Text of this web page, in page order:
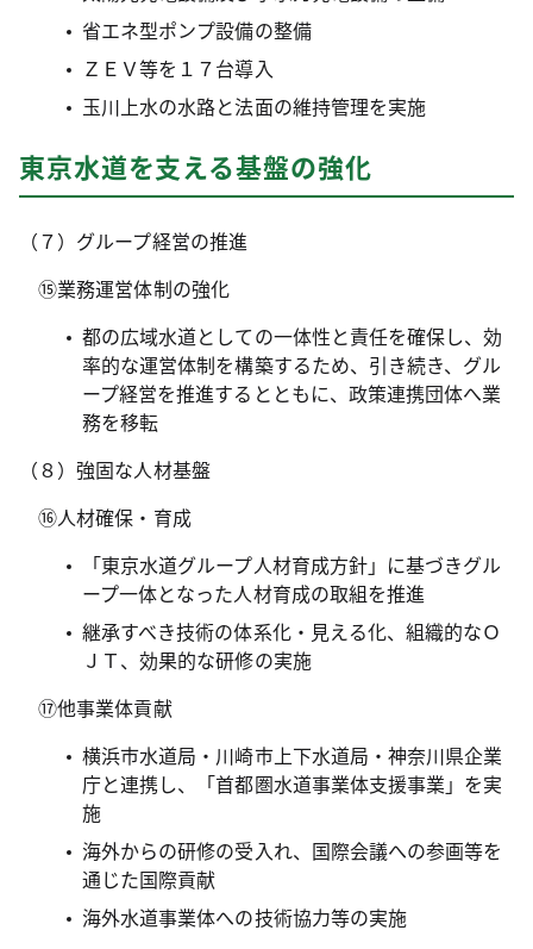
省エネ型ポンプ設備の整備
ＺＥＶ等を１７台導入
玉川上水の水路と法面の維持管理を実施
東京水道を支える基盤の強化
（７）グループ経営の推進
⑮業務運営体制の強化
都の広域水道としての一体性と責任を確保し、効
率的な運営体制を構築するため、引き続き、グル
ープ経営を推進するとともに、政策連携団体へ業
務を移転
（８）強固な人材基盤
⑯人材確保・育成
「東京水道グループ人材育成方針」に基づきグル
ープ一体となった人材育成の取組を推進
継承すべき技術の体系化・見える化、組織的なＯ
ＪＴ、効果的な研修の実施
⑰他事業体貢献
横浜市水道局・川崎市上下水道局・神奈川県企業
庁と連携し、「首都圏水道事業体支援事業」を実
施
海外からの研修の受入れ、国際会議への参画等を
通じた国際貢献
海外水道事業体への技術協力等の実施